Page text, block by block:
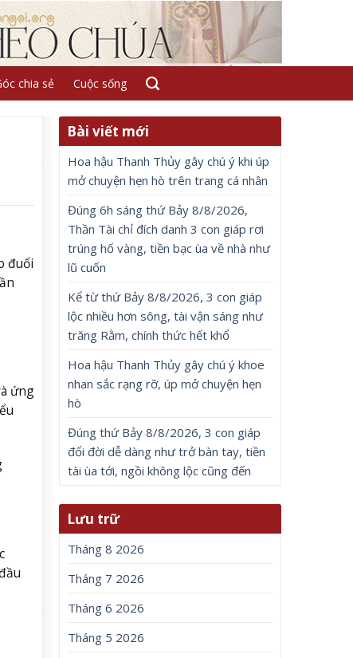
chia sẻ Cuộc sống
đuổi
ứng
Bài viết mới
Hoa hậu Thanh Thủy gây chú ý khi úp
mở chuyện hẹn hò trên trang cá nhân
Đúng 6h sáng thứ Bảy 8/8/2026,
Thần Tài chỉ đích danh 3 con giáp rơi
trúng hố vàng, tiền bạc ùa về nhà như
lũ cuốn
Kể từ thứ Bảy 8/8/2026, 3 con giáp
lộc nhiều hơn sông, tài vận sáng như
trăng Rằm, chính thức hết khổ
Hoa hậu Thanh Thủy gây chú ý khoe
nhan sắc rạng rỡ, úp mở chuyện hẹn
hò
Đúng thứ Bảy 8/8/2026, 3 con giáp
đổi đời dễ dàng như trở bàn tay, tiền
tài ùa tới, ngồi không lộc cũng đến
Lưu trữ
Tháng 8 2026
Tháng 7 2026
Tháng 6 2026
Tháng 5 2026